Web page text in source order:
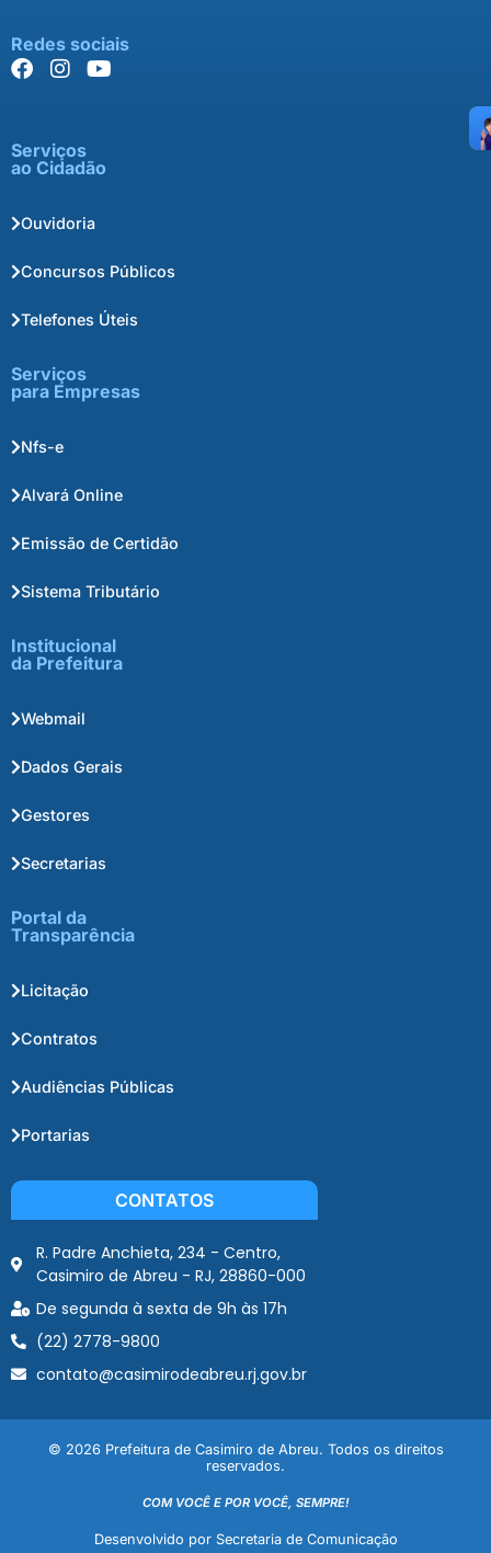
Redes sociais
Serviços
ao Cidadão
Ouvidoria
Concursos Públicos
Telefones Úteis
Serviços
para Empresas
Nfs-e
Alvará Online
Emissão de Certidão
Sistema Tributário
Institucional
da Prefeitura
Webmail
Dados Gerais
Gestores
Secretarias
Portal da
Transparência
Licitação
Contratos
Audiências Públicas
Portarias
CONTATOS
R. Padre Anchieta, 234 - Centro,
Casimiro de Abreu - RJ, 28860-000
De segunda à sexta de 9h às 17h
(22) 2778-9800
contato@casimirodeabreu.rj.gov.br
© 2026 Prefeitura de Casimiro de Abreu. Todos os direitos
reservados.
COM VOCÊ E POR VOCÊ, SEMPRE!
Desenvolvido por Secretaria de Comunicação